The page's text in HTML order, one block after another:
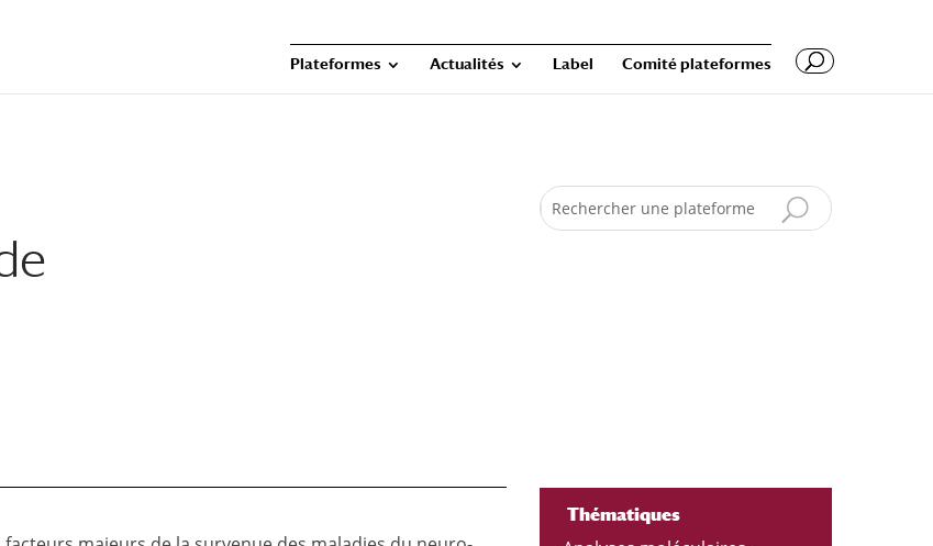
Plateformes Actualités Label Comité plateformes
Search
Thématiques